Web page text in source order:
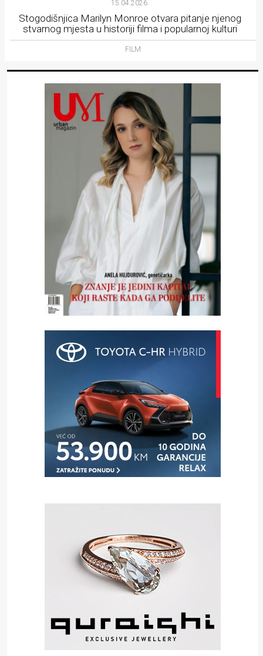
15.04.2026.
Stogodišnjica Marilyn Monroe otvara pitanje njenog
stvarnog mjesta u historiji filma i popularnoj kulturi
FILM